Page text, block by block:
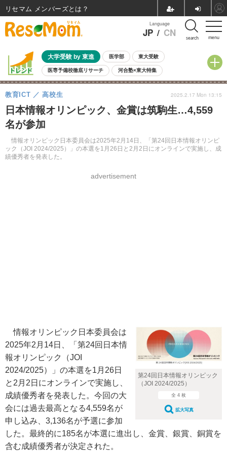
menu
Language
JP / CN search
大学受験 by 東進 医学部 東大受験
医専予備校徹底リサーチ 河合塾×東大特集
親子で考える大学選び 高校受験 中学受験 小学校受験
共通テスト 夏休み
8月開催イベント・WS 全国公立高校 過去問 人気記事
自由研究教材（小学生向け）
日本情報オリンピック、金賞は筑駒生…4,559
名が参加
情報オリンピック日本委員会は2025年2月14日、「第24回日本情報オリンピ
ック（JOI 2024/2025）」の本選を1月26日と2月2日にオンラインで実施し、成
績優秀者を発表した。
教育ICT 高校生
advertisement
2025.2.17 Mon 13:15
第24回日本情報オリンピック
（JOI 2024/2025）
全 4 枚
拡大写真
情報オリンピック日本委員会は
2025年2月14日、「第24回日本情
報オリンピック（JOI
2024/2025）」の本選を1月26日
と2月2日にオンラインで実施し、
成績優秀者を発表した。今回の大
会には過去最高となる4,559名が
申し込み、3,136名が予選に参加
した。最終的に185名が本選に進出し、金賞、銀賞、銅賞を
含む成績優秀者が決定された。
リセマム メンバーズ